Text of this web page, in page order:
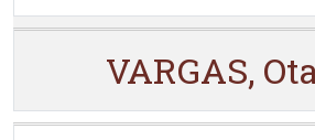
VARGAS,